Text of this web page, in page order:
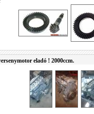
eladó ! 2000ccm.